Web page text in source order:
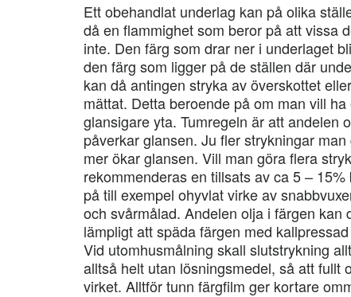
Ett obehandlat underlag kan på olika
då en flammighet som beror på att vissa
inte. Den färg som drar ner i underlaget
den färg som ligger på de ställen där
kan då antingen stryka av överskottet
mättat. Detta beroende på om man vill
glansigare yta. Tumregeln är att andelen
påverkar glansen. Ju fler strykningar
mer ökar glansen. Vill man göra flera
rekommenderas en tillsats av ca 5 –
på till exempel ohyvlat virke av
och svårmålad. Andelen olja i färgen kan
lämpligt att späda färgen med
Vid utomhusmålning skall slutstrykning
alltså helt utan lösningsmedel, så att fullt
virket. Alltför tunn färgfilm ger kortare